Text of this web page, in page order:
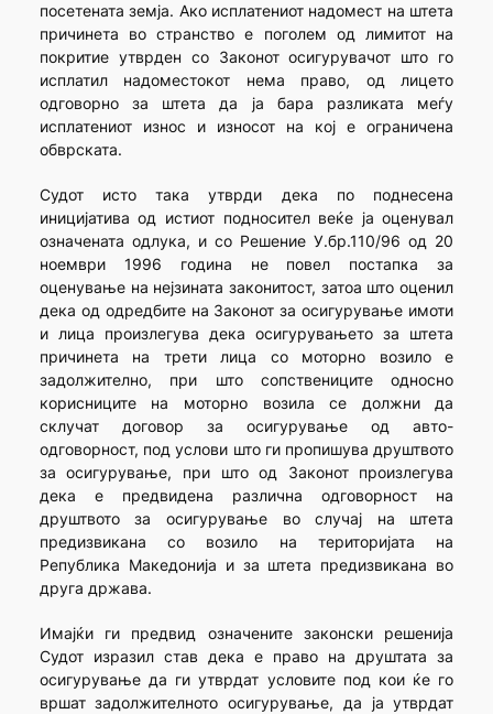
посетената земја. Ако исплатениот надомест на штета
причинета во странство е поголем од лимитот на
покритие утврден со Законот осигурувачот што го
исплатил надоместокот нема право, од лицето
одговорно за штета да ја бара разликата меѓу
исплатениот износ и износот на кој е ограничена
обврската.
Судот исто така утврди дека по поднесена
иницијатива од истиот подносител веќе ја оценувал
означената одлука, и со Решение У.бр.110/96 од 20
ноември 1996 година не повел постапка за
оценување на нејзината законитост, затоа што оценил
дека од одредбите на Законот за осигурување имоти
и лица произлегува дека осигурувањето за штета
причинета на трети лица со моторно возило е
задолжително, при што сопствениците односно
корисниците на моторно возила се должни да
склучат договор за осигурување од авто-
одговорност, под услови што ги пропишува друштвото
за осигурување, при што од Законот произлегува
дека е предвидена различна одговорност на
друштвото за осигурување во случај на штета
предизвикана со возило на територијата на
Република Македонија и за штета предизвикана во
друга држава.
Имајќи ги предвид означените законски решенија
Судот изразил став дека е право на друштата за
осигурување да ги утврдат условите под кои ќе го
вршат задолжителното осигурување, да ја утврдат